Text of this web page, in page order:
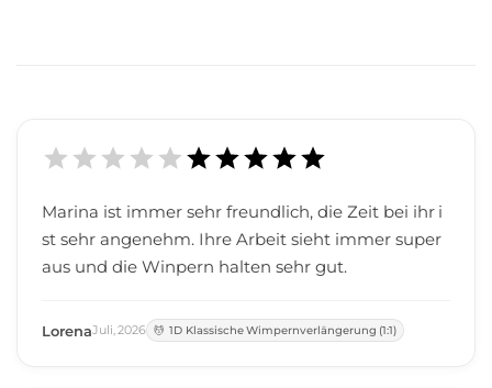
Marina ist immer sehr freundlich, die Zeit bei ihr i
st sehr angenehm. Ihre Arbeit sieht immer super
aus und die Winpern halten sehr gut.
LorenaJuli,2026 1D Klassische Wimpernverlängerung (1:1)